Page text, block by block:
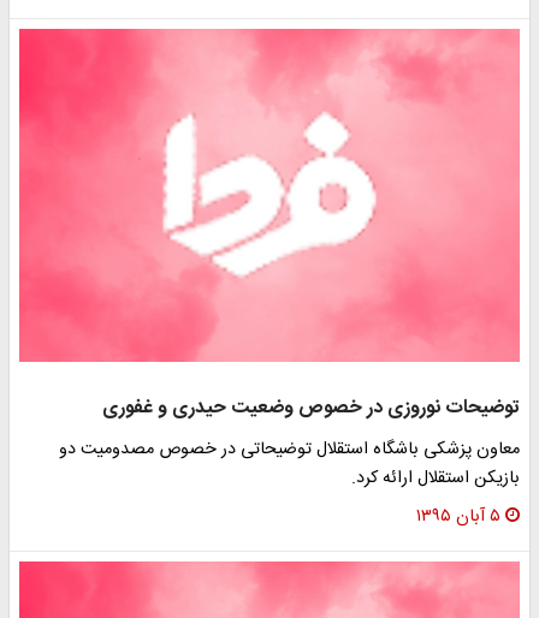
توضیحات نوروزی در خصوص وضعیت حیدری و غفوری
معاون پزشکی باشگاه استقلال توضیحاتی در خصوص مصدومیت دو
بازیکن استقلال ارائه کرد.
۵ آبان ۱۳۹۵